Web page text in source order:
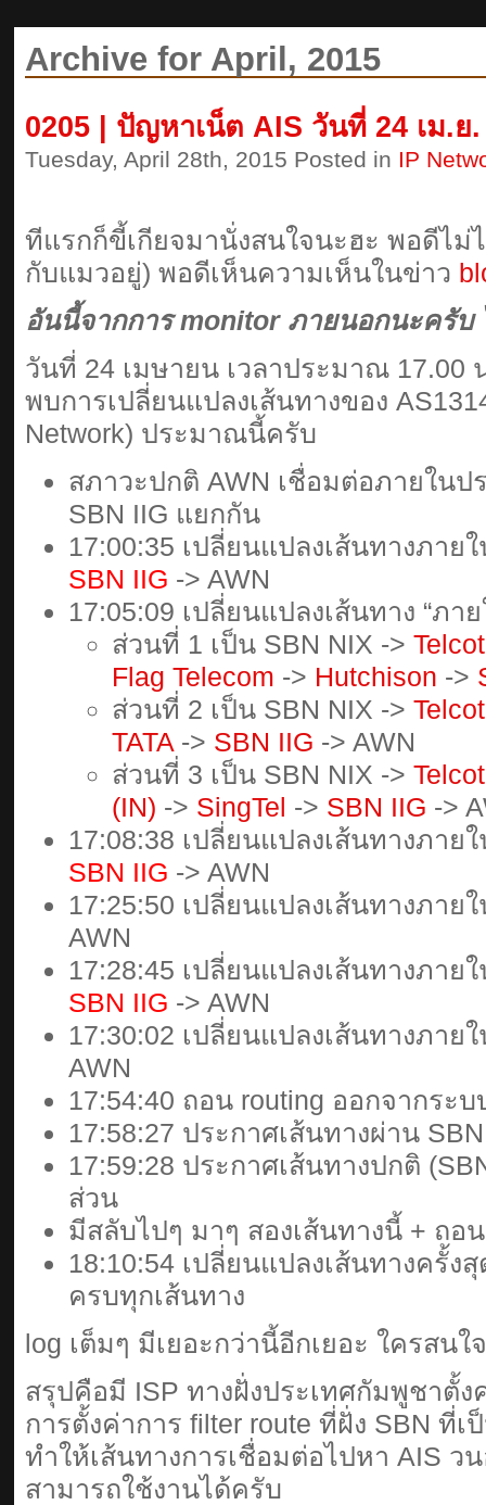
Archive for April, 2015
0205 | ปัญหาเน็ต AIS วันที่ 24 เม.ย
Tuesday, April 28th, 2015 Posted in IP
ทีแรกก็ขี้เกียจมานั่งสนใจนะฮะ พอดีไ
กับแมวอยู่) พอดีเห็นความเห็นในข่าว
อันนี้จากการ monitor ภายนอกนะครับ
วันที่ 24 เมษายน เวลาประมาณ 17.00
พบการเปลี่ยนแปลงเส้นทางของ
Network) ประมาณนี้ครับ
สภาวะปกติ AWN เชื่อมต่อภายในป
SBN IIG แยกกัน
17:00:35 เปลี่ยนแปลงเส้นทางภาย
SBN IIG -> AWN
17:05:09 เปลี่ยนแปลงเส้นทาง “ภา
ส่วนที่ 1 เป็น SBN NIX ->
Flag Telecom -> Hutchison ->
ส่วนที่ 2 เป็น SBN NIX ->
TATA -> SBN IIG -> AWN
ส่วนที่ 3 เป็น SBN NIX ->
(IN) -> SingTel -> SBN IIG ->
17:08:38 เปลี่ยนแปลงเส้นทางภาย
SBN IIG -> AWN
17:25:50 เปลี่ยนแปลงเส้นทางภาย
AWN
17:28:45 เปลี่ยนแปลงเส้นทางภาย
SBN IIG -> AWN
17:30:02 เปลี่ยนแปลงเส้นทางภาย
AWN
17:54:40 ถอน routing ออกจากระบ
17:58:27 ประกาศเส้นทางผ่าน
17:59:28 ประกาศเส้นทางปกติ
ส่วน
มีสลับไปๆ มาๆ สองเส้นทางนี้ + ถอ
18:10:54 เปลี่ยนแปลงเส้นทางครั้ง
ครบทุกเส้นทาง
log เต็มๆ มีเยอะกว่านี้อีกเยอะ ใครสนใ
สรุปคือมี ISP ทางฝั่งประเทศกัมพูชาตั้ง
การตั้งค่าการ filter route ที่ฝั่ง SBN ที่
ทำให้เส้นทางการเชื่อมต่อไปหา AIS ว
สามารถใช้งานได้ครับ